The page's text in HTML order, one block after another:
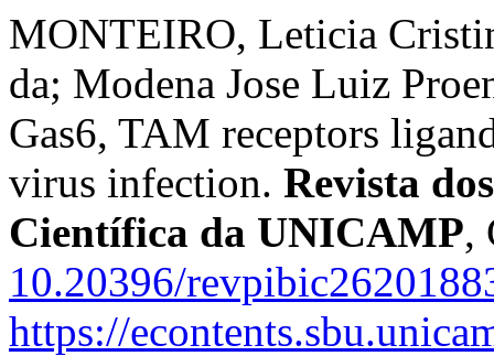
MONTEIRO, Leticia
da; Modena Jose Luiz
Gas6, TAM receptors
virus infection. Revista
Científica da UNICAMP,
10.20396/
https://